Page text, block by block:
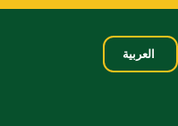
العربية